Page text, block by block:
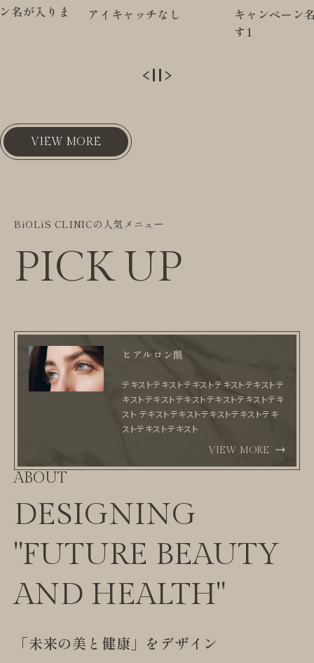
なし
キャンペーン名が入りま
キャンペーン
す2
VIEW MORE
BiOLiS CLINICの人気メニュー
PICK UP
ヒアルロン酸
テキストテキストテキストテキストテキストテ
キストテキストテキストテキストテキストテキ
スト テキストテキストテキストテキストテキ
ストテキストテキスト
VIEW MORE
ABOUT
DESIGNING
"FUTURE BEAUTY
AND HEALTH"
「未来の美と健康」をデザイン